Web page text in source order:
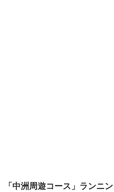
「中洲周遊コース」ランニ